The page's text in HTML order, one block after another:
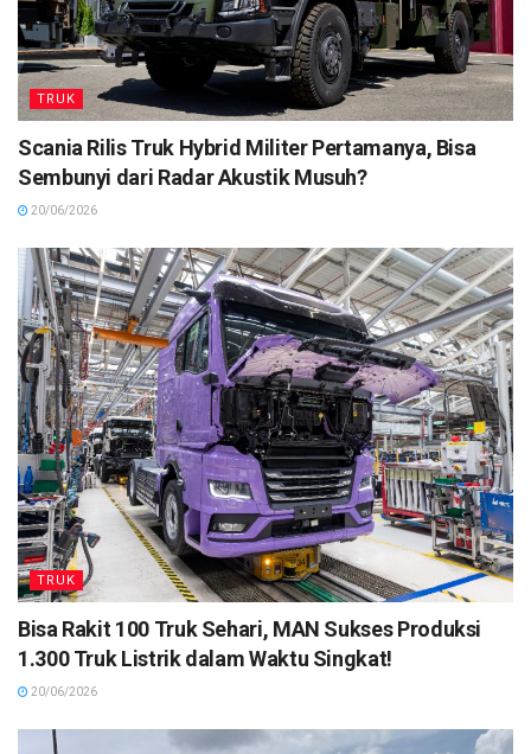
TRUK
Scania Rilis Truk Hybrid Militer Pertamanya, Bisa
Sembunyi dari Radar Akustik Musuh?
20/06/2026
TRUK
Bisa Rakit 100 Truk Sehari, MAN Sukses Produksi
1.300 Truk Listrik dalam Waktu Singkat!
20/06/2026